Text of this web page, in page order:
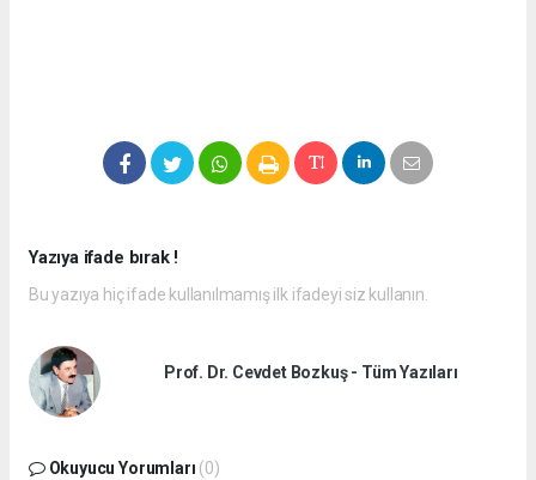
Yazıya ifade bırak !
Bu yazıya hiç ifade kullanılmamış ilk ifadeyi siz kullanın.
Prof. Dr. Cevdet Bozkuş - Tüm Yazıları
Okuyucu Yorumları (0)